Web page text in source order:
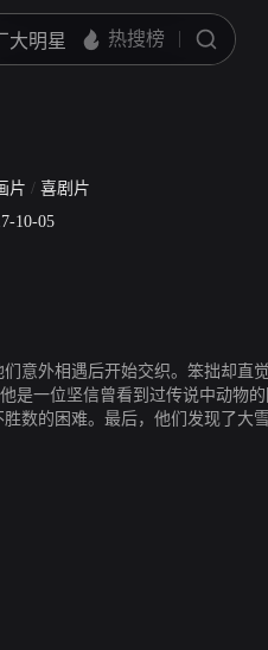
片 / 喜剧片
Lise Castonguay
10-05
意外相遇后开始交织。笨拙却
是一位坚信曾看到过传说中动物
数的困难。最后，他们发现了